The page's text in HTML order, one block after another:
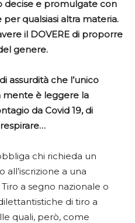
decise e promulgate con
qualsiasi altra materia.
il DOVERE di proporre
genere.
assurdità che l’unico
mente è leggere la
da Covid 19, di
chi richieda un
all’iscrizione a una
a segno nazionale o
di tiro a
quali, però, come